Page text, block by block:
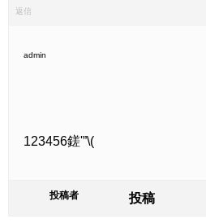
返信
admin
123456鎈'”\(
投稿者 投稿